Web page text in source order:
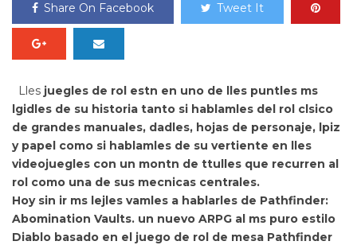
Share On Facebook Tweet It
Lles juegles de rol estn en uno de lles puntles ms
lgidles de su historia tanto si hablamles del rol clsico
de grandes manuales, dadles, hojas de personaje, lpiz
y papel como si hablamles de su vertiente en lles
videojuegles con un montn de ttulles que recurren al
rol como una de sus mecnicas centrales.
Hoy sin ir ms lejles vamles a hablarles de Pathfinder:
Abomination Vaults. un nuevo ARPG al ms puro estilo
Diablo basado en el juego de rol de mesa Pathfinder